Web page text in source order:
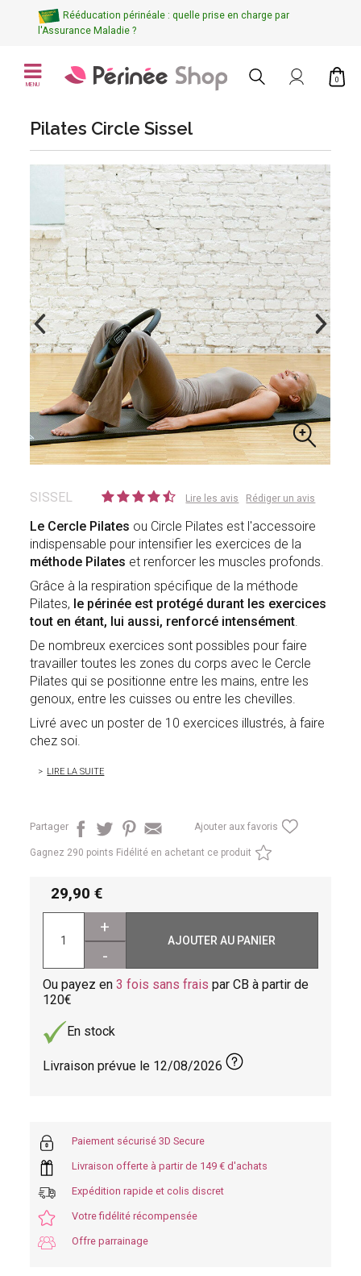
Rééducation périnéale : quelle prise en charge par
l'Assurance Maladie ?
MENU
0
Pilates Circle Sissel
SISSEL Lire les avis Rédiger un avis
Le Cercle Pilates ou Circle Pilates est l'accessoire
indispensable pour intensifier les exercices de la
méthode Pilates et renforcer les muscles profonds.
Grâce à la respiration spécifique de la méthode
Pilates, le périnée est protégé durant les exercices
tout en étant, lui aussi, renforcé intensément
De nombreux exercices sont possibles pour faire
travailler toutes les zones du corps avec le Cercle
Pilates qui se positionne entre les mains, entre les
genoux, entre les cuisses ou entre les chevilles.
Livré avec un poster de 10 exercices illustrés, à faire
chez soi.
LIRE LA SUITE
Partager Ajouter aux favoris
Gagnez 290 points Fidélité en achetant ce produit
29,90
+
-
AJOUTER AU PANIER
Ou payez en3 fois sans frais par CB à partir de
120
En stock
Livraison prévue le 12/08/2026
Paiement sécurisé 3D Secure
Livraison offerte à partir de 149 € d'achats
Expédition rapide et colis discret
Votre fidélité récompensée
Offre parrainage